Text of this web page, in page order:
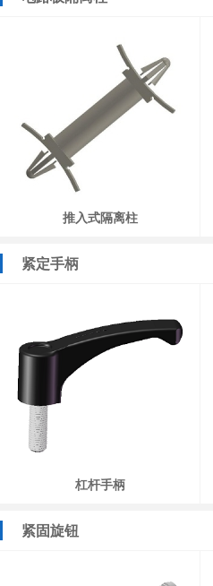
推入式隔离柱
紧定手柄
杠杆手柄
紧固旋钮